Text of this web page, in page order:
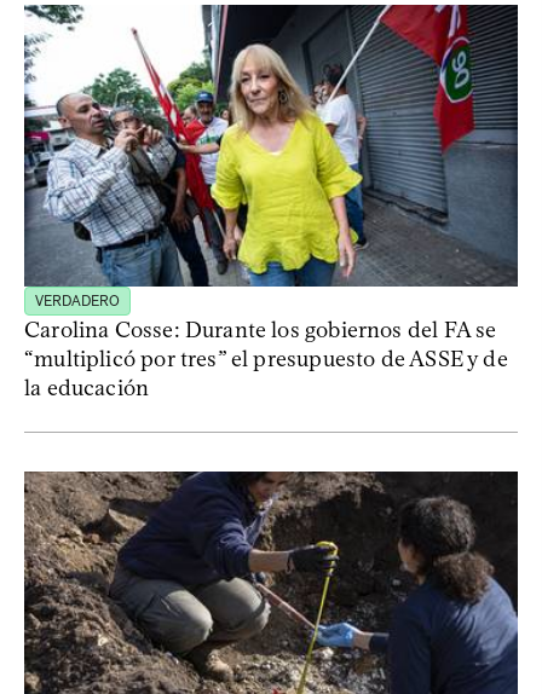
VERDADERO
Carolina Cosse: Durante los gobiernos del FA se
“multiplicó por tres” el presupuesto de ASSE y de
la educación